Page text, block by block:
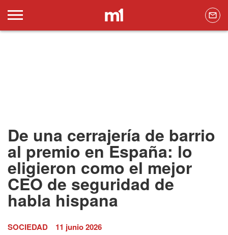
De una cerrajería de barrio
al premio en España: lo
eligieron como el mejor
CEO de seguridad de
habla hispana
SOCIEDAD 11 junio 2026